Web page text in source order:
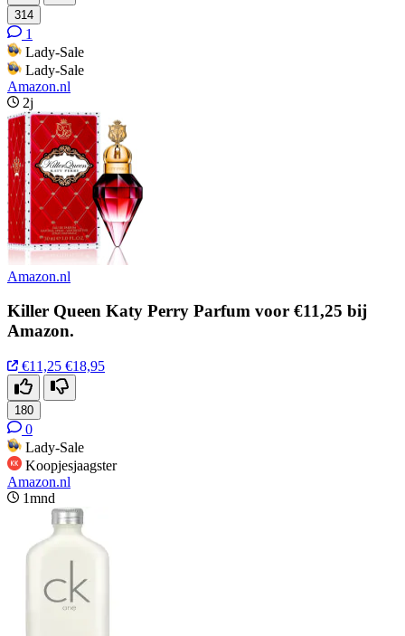
314
1
Lady-Sale
Lady-Sale
Amazon.nl
2j
Amazon.nl
Killer Queen Katy Perry Parfum voor €11,25 bij
Amazon.
€11,25 €18,95
180
0
Lady-Sale
Koopjesjaagster
Amazon.nl
1mnd